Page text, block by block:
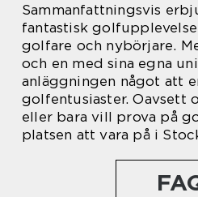
Sammanfattningsvis
fantastisk
golfare och nybörjare.
och en med sina egna
anläggningen något att
golfentusiaster. Oavsett
eller bara vill prova på
platsen att vara på i